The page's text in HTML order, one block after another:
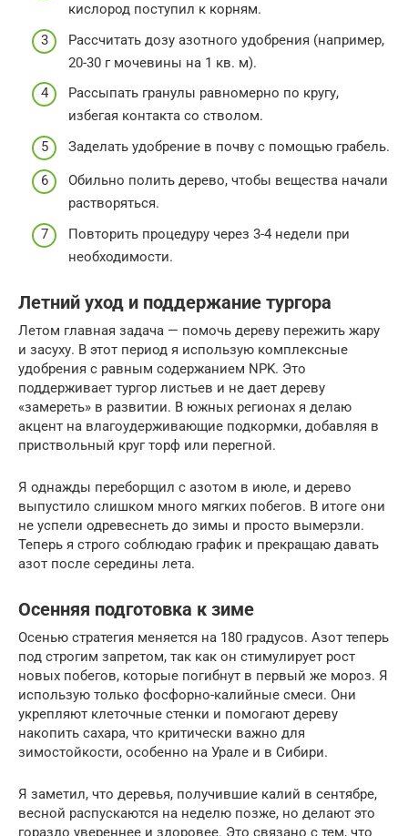
кислород поступил к корням.
Рассчитать дозу азотного удобрения (например,
20-30 г мочевины на 1 кв. м).
Рассыпать гранулы равномерно по кругу,
избегая контакта со стволом.
Заделать удобрение в почву с помощью грабель.
Обильно полить дерево, чтобы вещества начали
растворяться.
Повторить процедуру через 3-4 недели при
необходимости.
Летний уход и поддержание тургора
Летом главная задача — помочь дереву пережить жару
и засуху. В этот период я использую комплексные
удобрения с равным содержанием NPK. Это
поддерживает тургор листьев и не дает дереву
«замереть» в развитии. В южных регионах я делаю
акцент на влагоудерживающие подкормки, добавляя в
приствольный круг торф или перегной.
Я однажды переборщил с азотом в июле, и дерево
выпустило слишком много мягких побегов. В итоге они
не успели одревеснеть до зимы и просто вымерзли.
Теперь я строго соблюдаю график и прекращаю давать
азот после середины лета.
Осенняя подготовка к зиме
Осенью стратегия меняется на 180 градусов. Азот теперь
под строгим запретом, так как он стимулирует рост
новых побегов, которые погибнут в первый же мороз. Я
использую только фосфорно-калийные смеси. Они
укрепляют клеточные стенки и помогают дереву
накопить сахара, что критически важно для
зимостойкости, особенно на Урале и в Сибири.
Я заметил, что деревья, получившие калий в сентябре,
весной распускаются на неделю позже, но делают это
гораздо увереннее и здоровее. Это связано с тем, что